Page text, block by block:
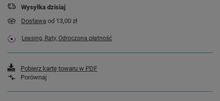
Wysyłka dzisiaj
Dostawa od 13,00 zł
Leasing, Raty, Odroczona płatność
Pobierz kartę towaru w PDF
Porównaj